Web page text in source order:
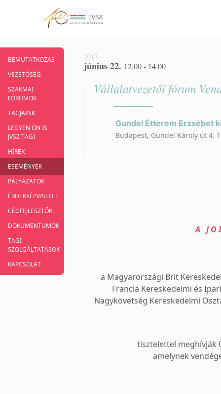
2017.
június 22. 12.00 - 14.00
Vállalatvezetői fórum
Gundel Étterem Erzsébet
Budapest, Gundel Károly út 4.
A
a Magyarországi Brit
Francia Kereskedelmi és
Nagykövetség Kereskedelmi
tisztelettel meghívják
amelynek
BEMUTATKOZÁS
VEZETŐSÉG
SZAKMAI
FÓRUMOK
TAGJAINK
LEGYEN ÖN IS
JVSZ TAG!
HÍREK
ESEMÉNYEK
PÁLYÁZATOK
ÉRDEKKÉPVISELET
CÉGFEJLESZTŐK
DOKUMENTUMOK
TAGI
SZOLGÁLTATÁSOK
KAPCSOLAT